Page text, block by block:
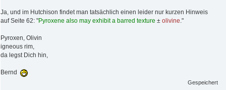
Ja, und im Hutchison findet man tatsächlich einen leider nur kurzen Hinweis
auf Seite 62: "Pyroxene also may exhibit a barred texture ± olivine ."
Pyroxen, Olivin
igneous rim,
da legst Dich hin,
Bernd
Gespeichert